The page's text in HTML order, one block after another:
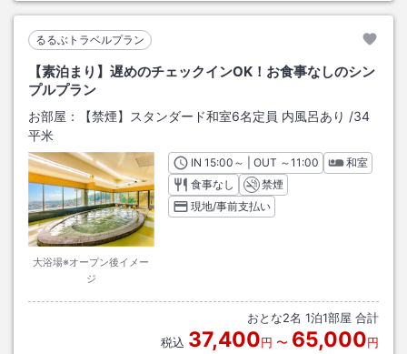
るるぶトラベルプラン
【素泊まり】遅めのチェックインOK！お食事なしのシン
プルプラン
お部屋： 【禁煙】スタンダード和室6名定員 内風呂あり /34
平米
大浴場※オープン後イメー
ジ
INチェックイン
15:00 ～ | OUT チェックアウト
～11:00
和室
食事なし
禁煙
現地/事前支払い
おとな2名 1泊1部屋 合計
税込 37,400円 〜 65,000円